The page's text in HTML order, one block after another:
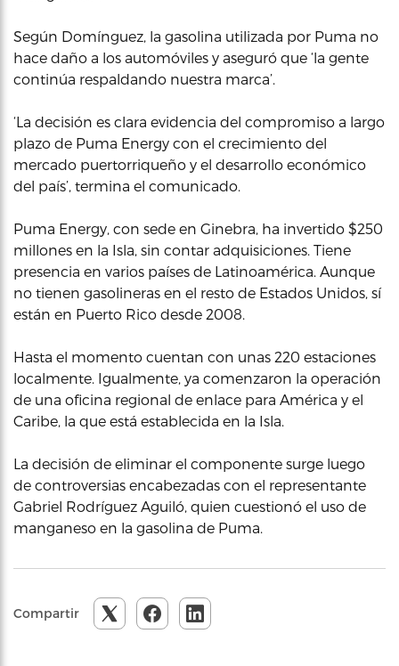
Según Domínguez, la gasolina utilizada por Puma no
hace daño a los automóviles y aseguró que ‘la gente
continúa respaldando nuestra marca’.
‘La decisión es clara evidencia del compromiso a largo
plazo de Puma Energy con el crecimiento del
mercado puertorriqueño y el desarrollo económico
del país’, termina el comunicado.
Puma Energy, con sede en Ginebra, ha invertido $250
millones en la Isla, sin contar adquisiciones. Tiene
presencia en varios países de Latinoamérica. Aunque
no tienen gasolineras en el resto de Estados Unidos, sí
están en Puerto Rico desde 2008.
Hasta el momento cuentan con unas 220 estaciones
localmente. Igualmente, ya comenzaron la operación
de una oficina regional de enlace para América y el
Caribe, la que está establecida en la Isla.
La decisión de eliminar el componente surge luego
de controversias encabezadas con el representante
Gabriel Rodríguez Aguiló, quien cuestionó el uso de
manganeso en la gasolina de Puma.
Compartir